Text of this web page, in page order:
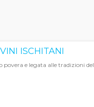
ISCHITANI
e legata alle tradizioni del